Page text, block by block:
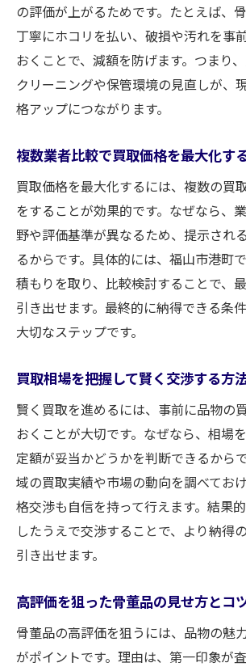
の評価が上がるためです。たとえば、
丁寧にホコリを払い、破損や汚れを事
おくことで、減額を防げます。つまり
クリーニングや保管環境の見直しが、
格アップにつながります。
複数業者比較で買取価格を最大化す
買取価格を最大化するには、複数の買
をすることが効果的です。なぜなら、
野や評価基準が異なるため、提示され
るからです。具体的には、福山市港町
積もりを取り、比較検討することで、
引き出せます。最終的に納得できる条
大切なステップです。
買取相場を把握して賢く交渉する方
賢く買取を進めるには、事前に品物の
おくことが大切です。なぜなら、相場
定額が妥当かどうかを判断できるから
域の買取実績や市場の動向を調べてお
格交渉も自信を持って行えます。結果
したうえで交渉することで、より納得
引き出せます。
高評価を狙った骨董品の見せ方とコ
骨董品の高評価を狙うには、品物の魅
がポイントです。理由は、第一印象が